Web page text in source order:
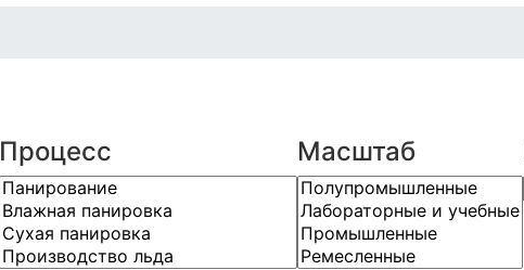
Процесс Масштаб